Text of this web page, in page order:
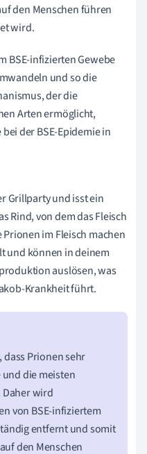
den Menschen führen
wird.
BSE-infizierten Gewebe
und so die
der die
Arten ermöglicht,
der BSE-Epidemie in
Grillparty und isst ein
Rind, von dem das Fleisch
im Fleisch machen
und können in deinem
auslösen, was
Krankheit führt.
dass Prionen sehr
die meisten
wird
von BSE-infiziertem
entfernt und somit
den Menschen